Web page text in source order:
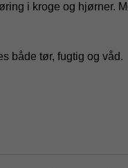
i kroge og hjørner.
både tør, fugtig og våd.